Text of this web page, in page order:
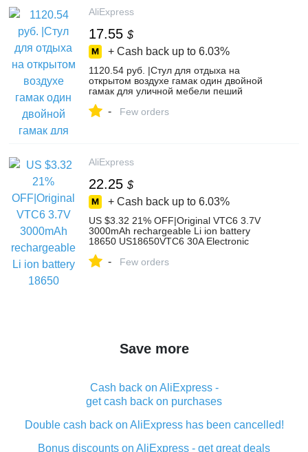
AliExpress
17.55 $
+ Cash back up to 6.03%
1120.54 руб. |Стул для отдыха на
открытом воздухе гамак один двойной
гамак для уличной мебели пеший
Мебель on Aliexpress.com | Alibaba Group
- Few orders
AliExpress
22.25 $
+ Cash back up to 6.03%
US $3.32 21% OFF|Original VTC6 3.7V
3000mAh rechargeable Li ion battery
18650 US18650VTC6 30A Electronic
Replacement Batteries from Consumer
- Few orders
Save more
Cash back on AliExpress -
get cash back on purchases
Double cash back on AliExpress has been cancelled!
Bonus discounts on AliExpress - get great deals